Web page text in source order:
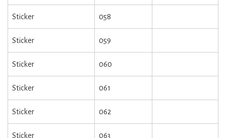
Sticker 058
Sticker 059
Sticker 060
Sticker 061
Sticker 062
Sticker 063